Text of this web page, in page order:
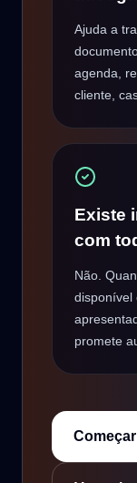
Ajuda a
agenda,
cliente,
Existe
com
Não.
disponível
promete